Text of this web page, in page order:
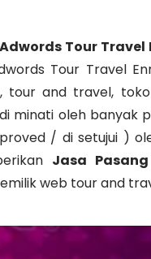
Tour Travel
Tour Travel
tour and travel,
minati oleh banyak
/ di setujui )
Jasa
web tour and